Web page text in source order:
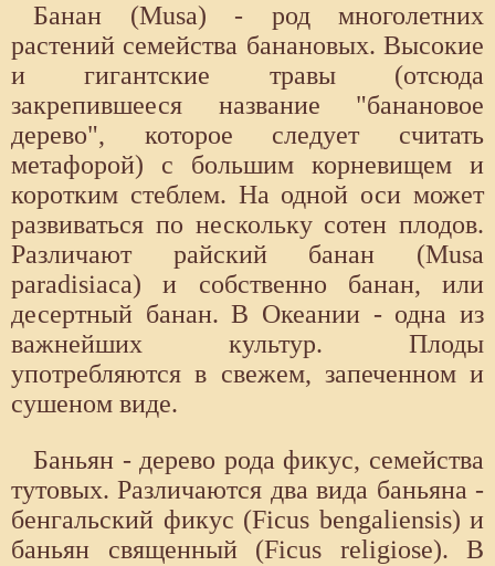
Банан (Musa) - род многолетних
растений семейства банановых. Высокие
и гигантские травы (отсюда
закрепившееся название "банановое
дерево", которое следует считать
метафорой) с большим корневищем и
коротким стеблем. На одной оси может
развиваться по нескольку сотен плодов.
Различают райский банан (Musa
paradisiaca) и собственно банан, или
десертный банан. В Океании - одна из
важнейших культур. Плоды
употребляются в свежем, запеченном и
сушеном виде.
Баньян - дерево рода фикус, семейства
тутовых. Различаются два вида баньяна -
бенгальский фикус (Ficus bengaliensis) и
баньян священный (Ficus religiose). В